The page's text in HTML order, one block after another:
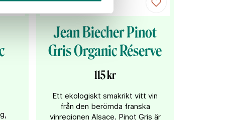
Jean Biecher Pinot
Gris Organic Réserve
115 kr
Ett ekologiskt smakrikt vitt vin
från den berömda franska
vinregionen Alsace. Pinot Gris är